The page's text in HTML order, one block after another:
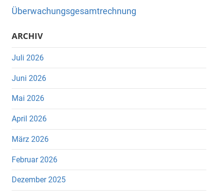
Überwachungsgesamtrechnung
ARCHIV
Juli 2026
Juni 2026
Mai 2026
April 2026
März 2026
Februar 2026
Dezember 2025